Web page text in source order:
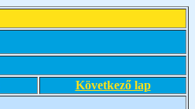
Következő lap